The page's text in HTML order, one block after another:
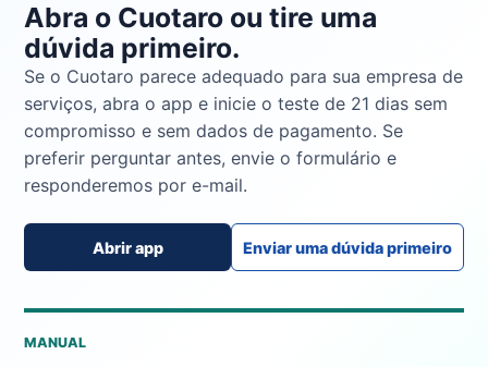
Abra o Cuotaro ou tire uma
dúvida primeiro.
Se o Cuotaro parece adequado para sua empresa de
serviços, abra o app e inicie o teste de 21 dias sem
compromisso e sem dados de pagamento. Se
preferir perguntar antes, envie o formulário e
responderemos por e-mail.
Abrir app Enviar uma dúvida primeiro
MANUAL